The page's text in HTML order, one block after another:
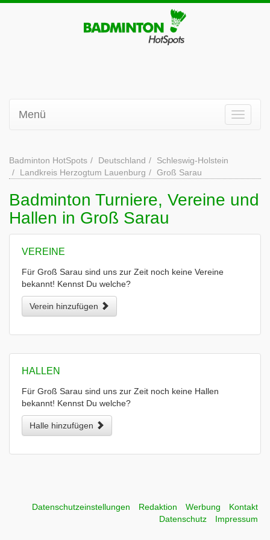
Menü
Badminton HotSpots Deutschland
Schleswig-Holstein
Landkreis Herzogtum Lauenburg
Groß Sarau
Badminton Turniere, Vereine und
Hallen in Groß Sarau
VEREINE
Für Groß Sarau sind uns zur Zeit noch keine Vereine
bekannt! Kennst Du welche?
Verein hinzufügen
HALLEN
Für Groß Sarau sind uns zur Zeit noch keine Hallen
bekannt! Kennst Du welche?
Halle hinzufügen
Datenschutzeinstellungen Redaktion Werbung
Kontakt
Datenschutz
Impressum